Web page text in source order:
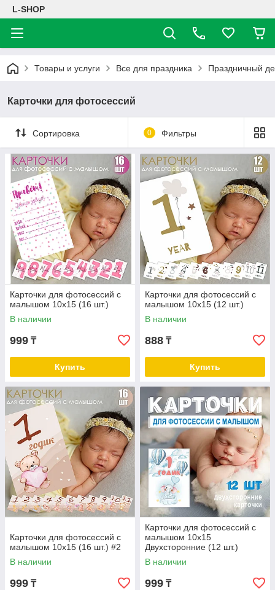
L-SHOP
Товары и услуги Все для праздника Праздничный
Карточки для фотосессий
Сортировка 0 Фильтры
Карточки для фотосессий с
малышом 10х15 (16 шт.)
В наличии
999 ₸
Купить
Карточки для фотосессий с
малышом 10х15 (12 шт.)
В наличии
888 ₸
Купить
Карточки для фотосессий с
малышом 10х15 (16 шт.) #2
В наличии
999 ₸
Карточки для фотосессий с
малышом 10х15
Двухсторонние (12 шт.)
В наличии
999 ₸